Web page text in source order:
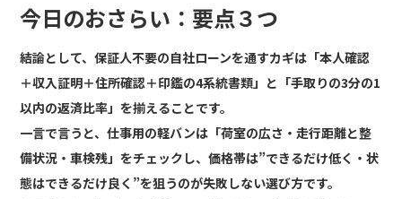
今日のおさらい：要点３つ
結論として、保証人不要の自社ローンを通すカギは「本人確認
＋収入証明＋住所確認＋印鑑の4系統書類」と「手取りの3分の1
以内の返済比率」を揃えることです。
一言で言うと、仕事用の軽バンは「荷室の広さ・走行距離と整
備状況・車検残」をチェックし、価格帯は”できるだけ低く・状
態はできるだけ良く”を狙うのが失敗しない選び方です。